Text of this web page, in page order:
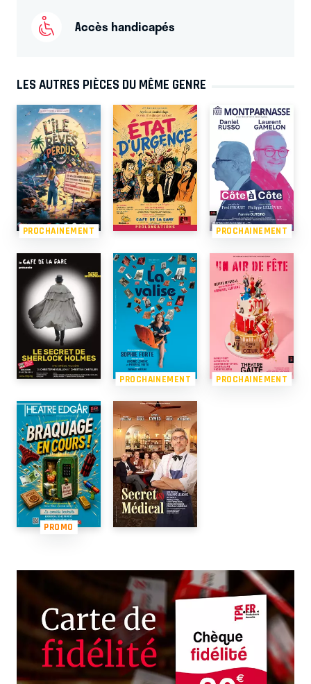
Accès handicapés
LES AUTRES PIÈCES DU MÊME GENRE
PROCHAINEMENT PROCHAINEMENT
PROCHAINEMENT PROCHAINEMENT
PROMO